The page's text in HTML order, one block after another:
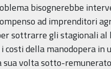
bisognerebbe
ad imprenditori
sottrarre gli stagionali
costi della manodopera in
sua volta sotto-